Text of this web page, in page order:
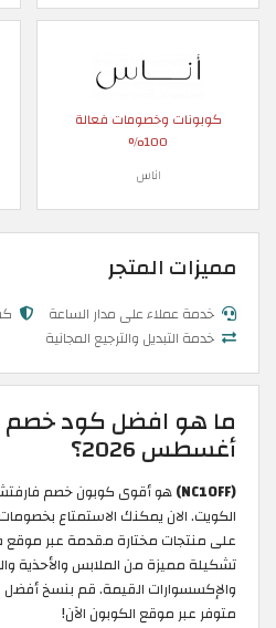
كوبونات وخصومات فعالة
100%
اناس
مميزات المتجر
خدمة عملاء على مدار الساعة
خدمة التبديل والترجيع المجانية
ما هو افضل كود
أغسطس 2026؟
(NC10FF)
على منتجات مختارة مقدمة عبر موقع
تشكيلة مميزة من الملابس والأحذية
متوفر عبر موقع الكوبون الآن!